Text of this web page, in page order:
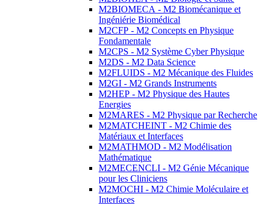
M2BIOMECA - M2 Biomécanique et
Ingéniérie Biomédical
M2CFP - M2 Concepts en Physique
Fondamentale
M2CPS - M2 Système Cyber Physique
M2DS - M2 Data Science
M2FLUIDS - M2 Mécanique des Fluides
M2GI - M2 Grands Instruments
M2HEP - M2 Physique des Hautes
Energies
M2MARES - M2 Physique par Recherche
M2MATCHEINT - M2 Chimie des
Matériaux et Interfaces
M2MATHMOD - M2 Modélisation
Mathématique
M2MECENCLI - M2 Génie Mécanique
pour les Cliniciens
M2MOCHI - M2 Chimie Moléculaire et
Interfaces